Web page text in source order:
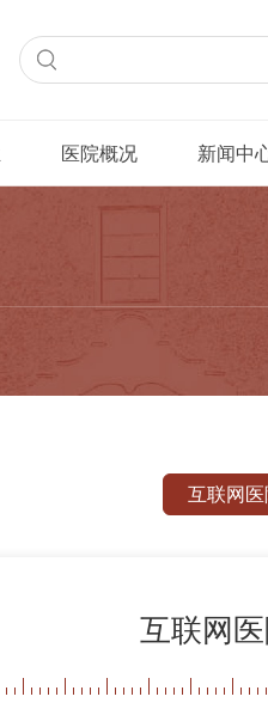
医院概况 新闻中
互联网
互联网